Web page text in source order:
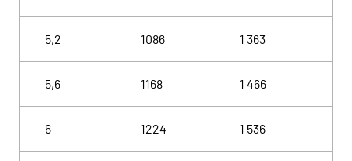
5,2 1086 1 363
5,6 1168 1 466
6 1224 1 536